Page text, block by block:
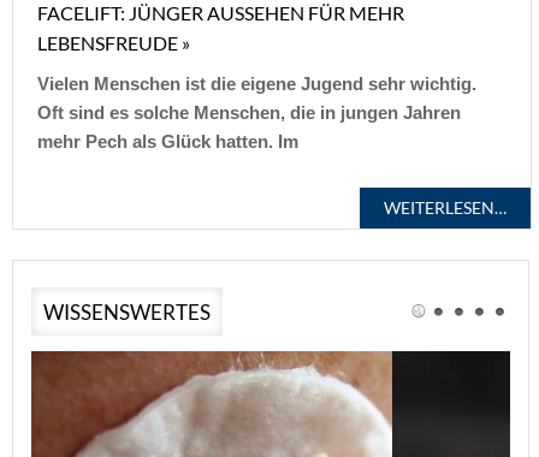
FACELIFT: JÜNGER AUSSEHEN FÜR MEHR
LEBENSFREUDE »
Vielen Menschen ist die eigene Jugend sehr wichtig.
Oft sind es solche Menschen, die in jungen Jahren
mehr Pech als Glück hatten. Im
WEITERLESEN…
WISSENSWERTES